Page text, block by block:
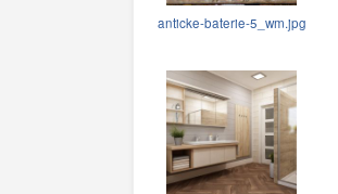
anticke-baterie-5_wm.jpg